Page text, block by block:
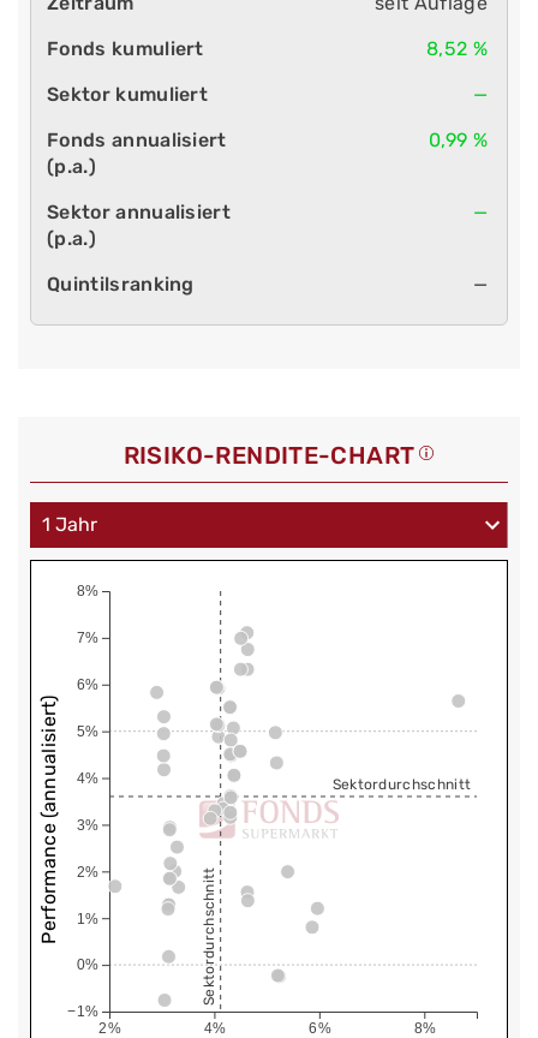
8,52 %
—
0,99 %
—
—
RISIKO-RENDITE-CHART
2% 4% 6% 8%
−1%
0%
1%
2%
3%
4%
5%
6%
7%
8%
Sektordurchschnitt
Sektordurchschnitt
Performance (annualisiert)